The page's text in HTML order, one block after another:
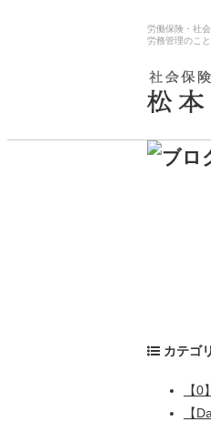
労働保険・社
労務管理のこ
カテゴリ
【
【